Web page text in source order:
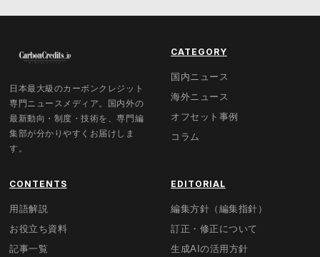
日本最大級のカーボンクレジット
専門ニュースメディア。国内外の
最新動向・制度・技術を、専門編
集部が分かりやすくお届けしま
す。
CATEGORY
国内ニュース
海外ニュース
オフセット事例
コラム
CONTENTS
用語解説
お役立ち資料
記事一覧
EDITORIAL
編集方針（編集指針）
訂正・修正について
生成AIの活用方針